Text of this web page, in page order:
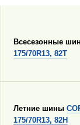
Всесезонные
175/70R13, 82T
Летние шины
175/70R13, 82H